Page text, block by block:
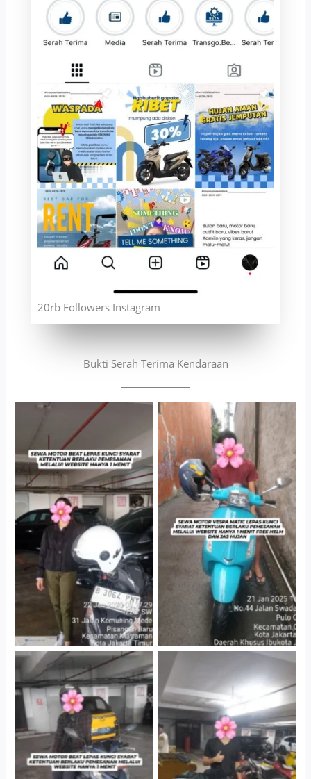
20rb Followers Instagram
Bukti Serah Terima Kendaraan
Cityplaza Jatinegara
Gedung Parkir P6A
Antar Jemput Kendaraan
Cityplaza Jatinegara
Cityplaza Jatinegara